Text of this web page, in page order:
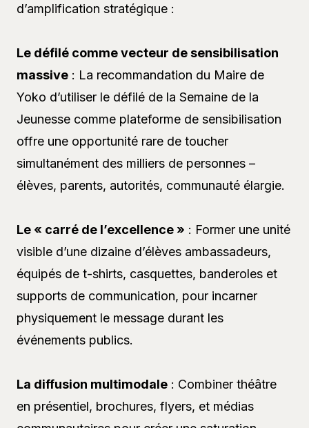
d’amplification stratégique :
Le défilé comme vecteur de sensibilisation
massive : La recommandation du Maire de
Yoko d’utiliser le défilé de la Semaine de la
Jeunesse comme plateforme de sensibilisation
offre une opportunité rare de toucher
simultanément des milliers de personnes –
élèves, parents, autorités, communauté élargie.
Le « carré de l’excellence » : Former une unité
visible d’une dizaine d’élèves ambassadeurs,
équipés de t-shirts, casquettes, banderoles et
supports de communication, pour incarner
physiquement le message durant les
événements publics.
La diffusion multimodale : Combiner théâtre
en présentiel, brochures, flyers, et médias